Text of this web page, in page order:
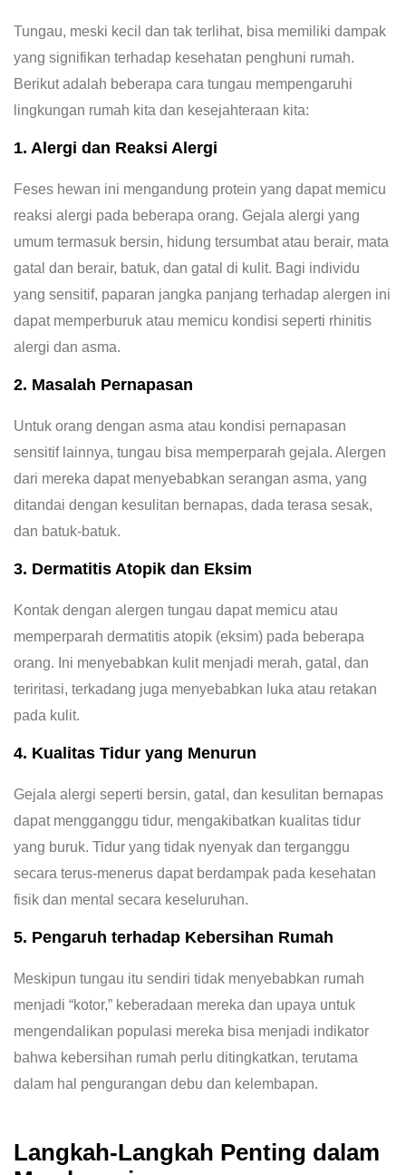
Tungau, meski kecil dan tak terlihat, bisa memiliki dampak
yang signifikan terhadap kesehatan penghuni rumah.
Berikut adalah beberapa cara tungau mempengaruhi
lingkungan rumah kita dan kesejahteraan kita:
1. Alergi dan Reaksi Alergi
Feses hewan ini mengandung protein yang dapat memicu
reaksi alergi pada beberapa orang. Gejala alergi yang
umum termasuk bersin, hidung tersumbat atau berair, mata
gatal dan berair, batuk, dan gatal di kulit. Bagi individu
yang sensitif, paparan jangka panjang terhadap alergen ini
dapat memperburuk atau memicu kondisi seperti rhinitis
alergi dan asma.
2. Masalah Pernapasan
Untuk orang dengan asma atau kondisi pernapasan
sensitif lainnya, tungau bisa memperparah gejala. Alergen
dari mereka dapat menyebabkan serangan asma, yang
ditandai dengan kesulitan bernapas, dada terasa sesak,
dan batuk-batuk.
3. Dermatitis Atopik dan Eksim
Kontak dengan alergen tungau dapat memicu atau
memperparah dermatitis atopik (eksim) pada beberapa
orang. Ini menyebabkan kulit menjadi merah, gatal, dan
teriritasi, terkadang juga menyebabkan luka atau retakan
pada kulit.
4. Kualitas Tidur yang Menurun
Gejala alergi seperti bersin, gatal, dan kesulitan bernapas
dapat mengganggu tidur, mengakibatkan kualitas tidur
yang buruk. Tidur yang tidak nyenyak dan terganggu
secara terus-menerus dapat berdampak pada kesehatan
fisik dan mental secara keseluruhan.
5. Pengaruh terhadap Kebersihan Rumah
Meskipun tungau itu sendiri tidak menyebabkan rumah
menjadi “kotor,” keberadaan mereka dan upaya untuk
mengendalikan populasi mereka bisa menjadi indikator
bahwa kebersihan rumah perlu ditingkatkan, terutama
dalam hal pengurangan debu dan kelembapan.
Langkah-Langkah Penting dalam